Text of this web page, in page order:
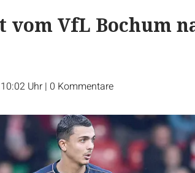
VfL Bochum
Uhr | 0 Kommentare